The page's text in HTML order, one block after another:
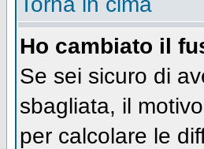
Ho cambiato il
Se sei sicuro di
sbagliata, il
per calcolare le